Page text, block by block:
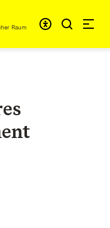
Raum